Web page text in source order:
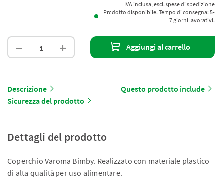
IVA inclusa, escl. spese di spedizione
Prodotto disponibile. Tempo di consegna: 5-
7 giorni lavorativi.
Aggiungi al carrello
Descrizione
Questo prodotto include
Sicurezza del prodotto
Dettagli del prodotto
Coperchio Varoma Bimby. Realizzato con materiale plastico
di alta qualità per uso alimentare.